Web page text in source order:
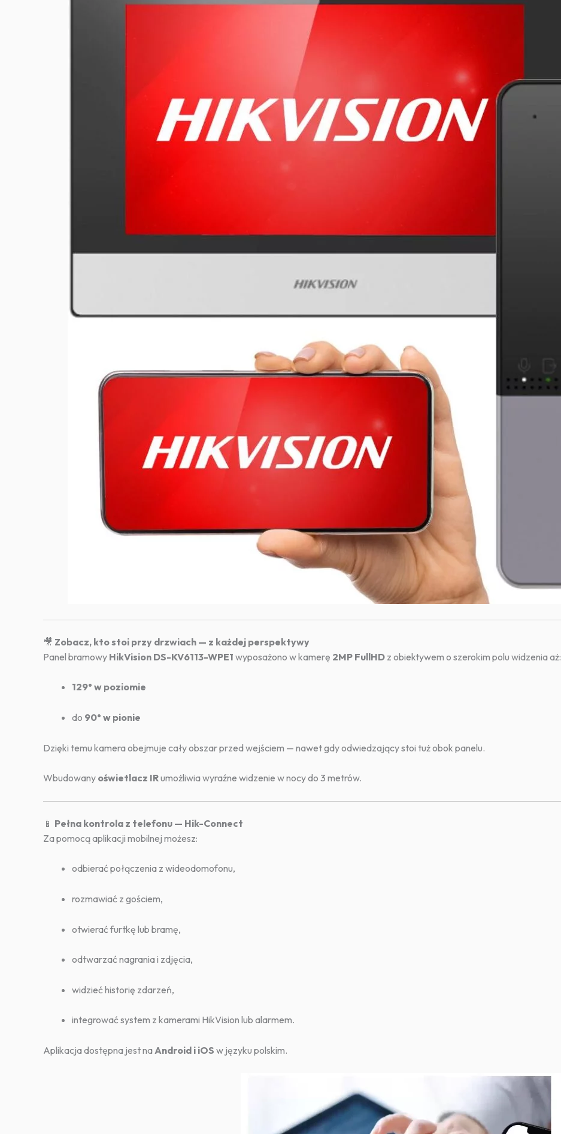
🎥 Zobacz, kto stoi przy drzwiach — z każdej perspektywy
Panel bramowy HikVision DS-KV6113-WPE1 wyposażono w kamerę 2MP FullHD z obiektywem o szerokim polu widzenia aż:
129° w poziomie
do 90° w pionie
Dzięki temu kamera obejmuje cały obszar przed wejściem — nawet gdy odwiedzający stoi tuż obok panelu.
Wbudowany oświetlacz IRumożliwia wyraźne widzenie w nocy do 3 metrów.
📱 Pełna kontrola z telefonu — Hik-Connect
Za pomocą aplikacji mobilnej możesz:
odbierać połączenia z wideodomofonu,
rozmawiać z gościem,
otwierać furtkę lub bramę,
odtwarzać nagrania i zdjęcia,
widzieć historię zdarzeń,
integrować system z kamerami HikVision lub alarmem.
Aplikacja dostępna jest na Android i iOS w języku polskim.